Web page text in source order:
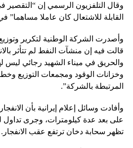
وقال التلفزيون الرسمي إن “التقصير
القابلة للاشتعال كان عاملا مساهما”
وأصدرت الشركة الوطنية لتكرير وتوزيع
قالت فيه إن منشآت النفط لم تتأثر
والحريق في ميناء الشهيد رجائي ليس
وخزانات الوقود ومجمعات التوزيع
المرتبطة بالشركة”.
وأفادت وسائل إعلام إيرانية بأن
على بعد عدة كيلومترات، وجرى تداول
تظهر سحابة دخان ترتفع عقب الانفجار.